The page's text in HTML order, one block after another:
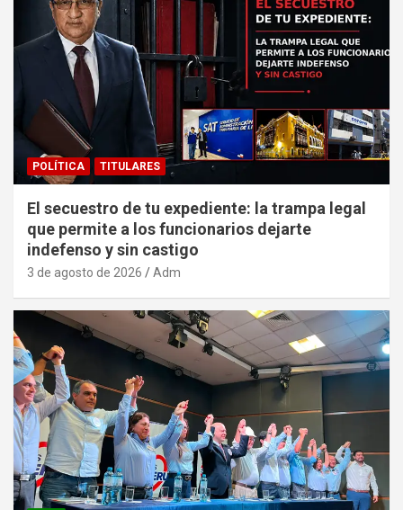
POLÍTICA TITULARES
El secuestro de tu expediente: la trampa legal
que permite a los funcionarios dejarte
indefenso y sin castigo
3 de agosto de 2026 Adm